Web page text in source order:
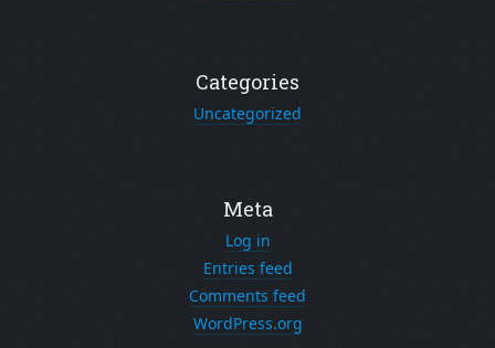
Categories
Uncategorized
Meta
Log in
Entries feed
Comments feed
WordPress.org